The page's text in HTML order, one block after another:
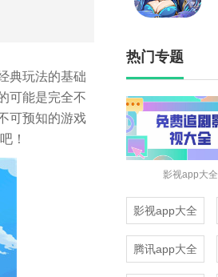
典玩法的基础
可能是完全不
可预知的游戏
！
热门专题
影视app大全
影视app大全
腾讯app大全